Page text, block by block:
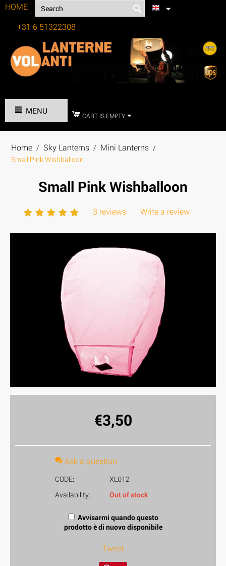
HOME
+31 6 51322308
MENU CART IS EMPTY
Home / Sky Lanterns / Mini Lanterns /
Small Pink Wishballoon
Small Pink Wishballoon
3 reviews Write a review
€3,50
Ask a question
CODE:
XL012
Availability:
Out of stock
Avvisarmi quando questo
prodotto è di nuovo disponibile
Tweet